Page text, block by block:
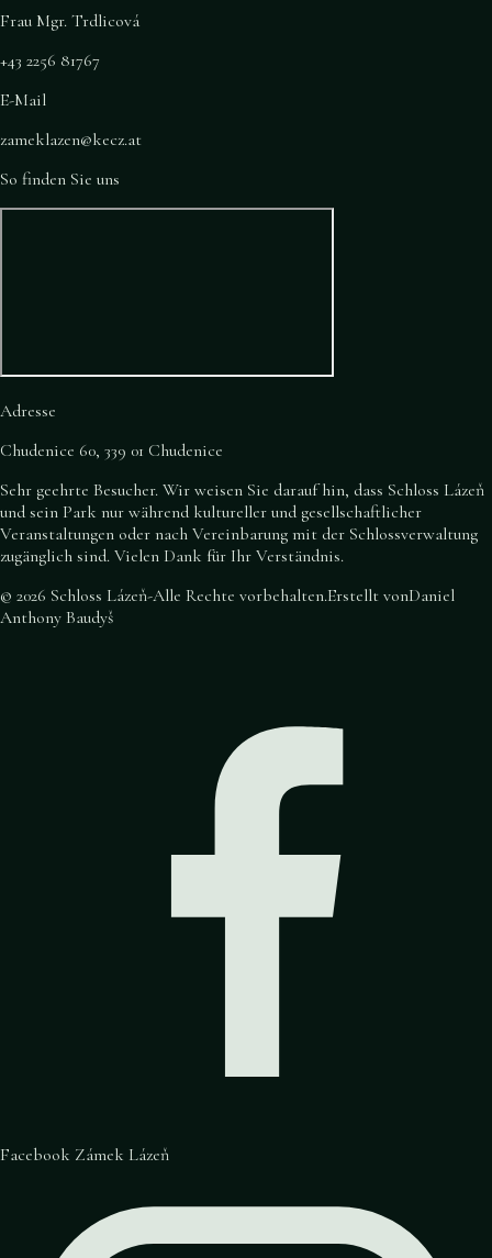
Frau Mgr. Trdlicová
+43 2256 81767
E-Mail
zameklazen@kecz.at
So finden Sie uns
Adresse
Chudenice 60, 339 01 Chudenice
Sehr geehrte Besucher. Wir weisen Sie darauf hin, dass Schloss Lázeň
und sein Park nur während kultureller und gesellschaftlicher
Veranstaltungen oder nach Vereinbarung mit der Schlossverwaltung
zugänglich sind. Vielen Dank für Ihr Verständnis.
© 2026 Schloss Lázeň-Alle Rechte vorbehalten.Erstellt vonDaniel
Anthony Baudyš
Facebook Zámek Lázeň